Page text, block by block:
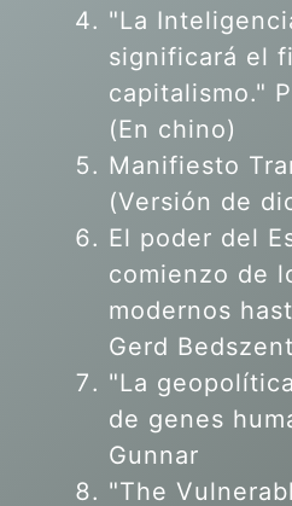
"La
significará el
capitalismo."
(En chino)
Manifiesto
(Versión de
El poder del
comienzo de
modernos
Gerd Bedszent
"La
de genes
Gunnar
"The